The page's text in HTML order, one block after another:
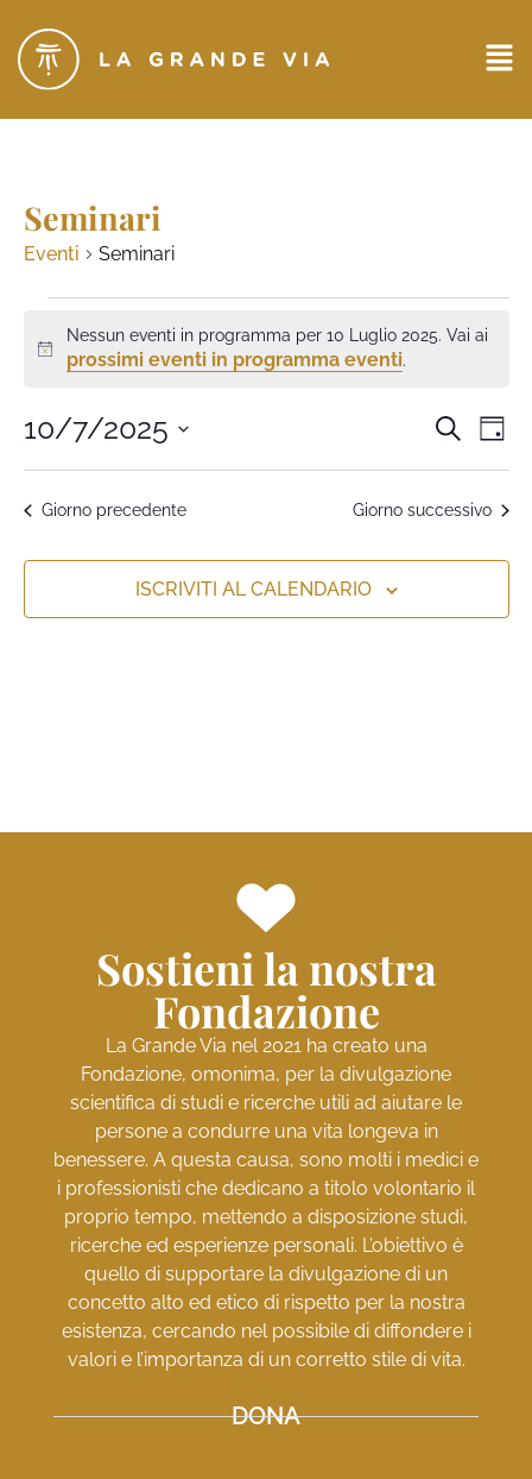
Seminari
Eventi Seminari
Notice
Nessun eventi in programma per 10 Luglio 2025. Vai ai
prossimi eventi in programma eventi.
Eventi
e
CERCA
10/7/2025
la
data.
Giorno precedente Giorno successivo
ISCRIVITI AL CALENDARIO
Sostieni la nostra
Fondazione
La Grande Via nel 2021 ha creato una
Fondazione, omonima, per la divulgazione
scientifica di studi e ricerche utili ad aiutare le
persone a condurre una vita longeva in
benessere. A questa causa, sono molti i medici e
i professionisti che dedicano a titolo volontario il
proprio tempo, mettendo a disposizione studi,
ricerche ed esperienze personali. L’obiettivo è
quello di supportare la divulgazione di un
concetto alto ed etico di rispetto per la nostra
esistenza, cercando nel possibile di diffondere i
valori e l’importanza di un corretto stile di vita.
DONA